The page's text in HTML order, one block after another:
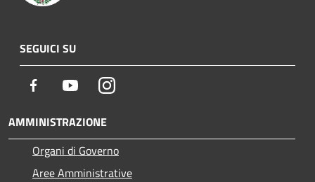
SEGUICI SU
Facebook YoutubeInstagram
AMMINISTRAZIONE
Organi di Governo
Aree Amministrative